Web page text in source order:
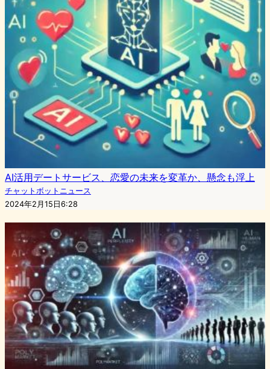
AI活用デートサービス、恋愛の未来を変革か、懸念も浮上
チャットボットニュース
2024年2月15日6:28